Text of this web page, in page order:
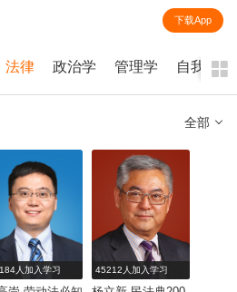
下载App
法律 政治学 管理学 自我提升
全部
全部
课程
每天听本书
电子书
人加入学习 45212人加入学习